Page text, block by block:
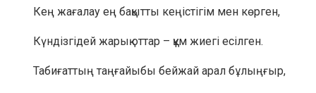
Кең жағалау ең бақытты кеңістігім мен көрген,
Күндізгідей жарық оттар – құм жиегі есілген.
Табиғаттың таңғайыбы бейжай арал бұлыңғыр,